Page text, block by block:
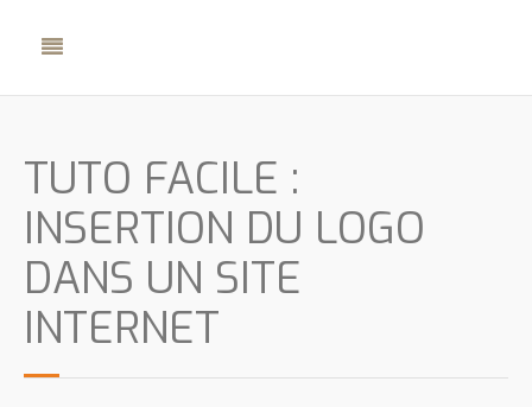
TUTO FACILE :
INSERTION DU LOGO
DANS UN SITE
INTERNET